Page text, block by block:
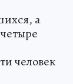
а
человек